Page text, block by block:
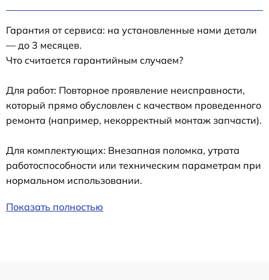
Гарантия от сервиса: на установленные нами детали
— до 3 месяцев.
Что считается гарантийным случаем?
Для работ: Повторное проявление неисправности,
который прямо обусловлен с качеством проведенного
ремонта (например, некорректный монтаж запчасти).
Для комплектующих: Внезапная поломка, утрата
работоспособности или техническим параметрам при
нормальном использовании.
Показать полностью